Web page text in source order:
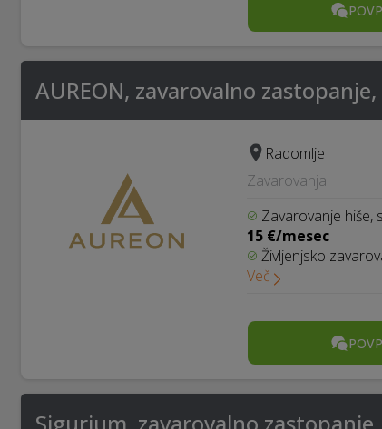
AUREON, zavarovalno
Radomlje
Zavarovanja
Zavarovanje hiše,
15 €/mesec
Življenjsko
Več